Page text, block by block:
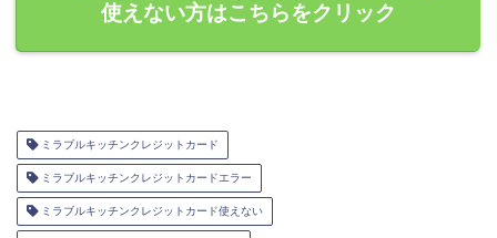
使えない方はこちらをクリック
ミラブルキッチンクレジットカード
ミラブルキッチンクレジットカードエラー
ミラブルキッチンクレジットカード使えない